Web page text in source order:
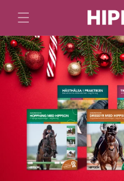
till